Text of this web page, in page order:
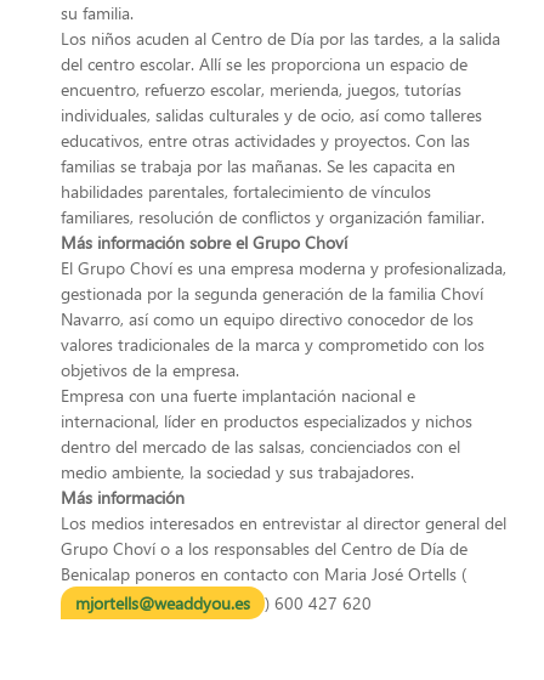
su familia.
Los niños acuden al Centro de Día por las tardes, a la salida
del centro escolar. Allí se les proporciona un espacio de
encuentro, refuerzo escolar, merienda, juegos, tutorías
individuales, salidas culturales y de ocio, así como talleres
educativos, entre otras actividades y proyectos. Con las
familias se trabaja por las mañanas. Se les capacita en
habilidades parentales, fortalecimiento de vínculos
familiares, resolución de conflictos y organización familiar.
Más información sobre el Grupo Choví
El Grupo Choví es una empresa moderna y profesionalizada,
gestionada por la segunda generación de la familia Choví
Navarro, así como un equipo directivo conocedor de los
valores tradicionales de la marca y comprometido con los
objetivos de la empresa.
Empresa con una fuerte implantación nacional e
internacional, líder en productos especializados y nichos
dentro del mercado de las salsas, concienciados con el
medio ambiente, la sociedad y sus trabajadores.
Más información
Los medios interesados en entrevistar al director general del
Grupo Choví o a los responsables del Centro de Día de
Benicalap poneros en contacto con Maria José Ortells (
mjortells@weaddyou.es
) 600 427 620